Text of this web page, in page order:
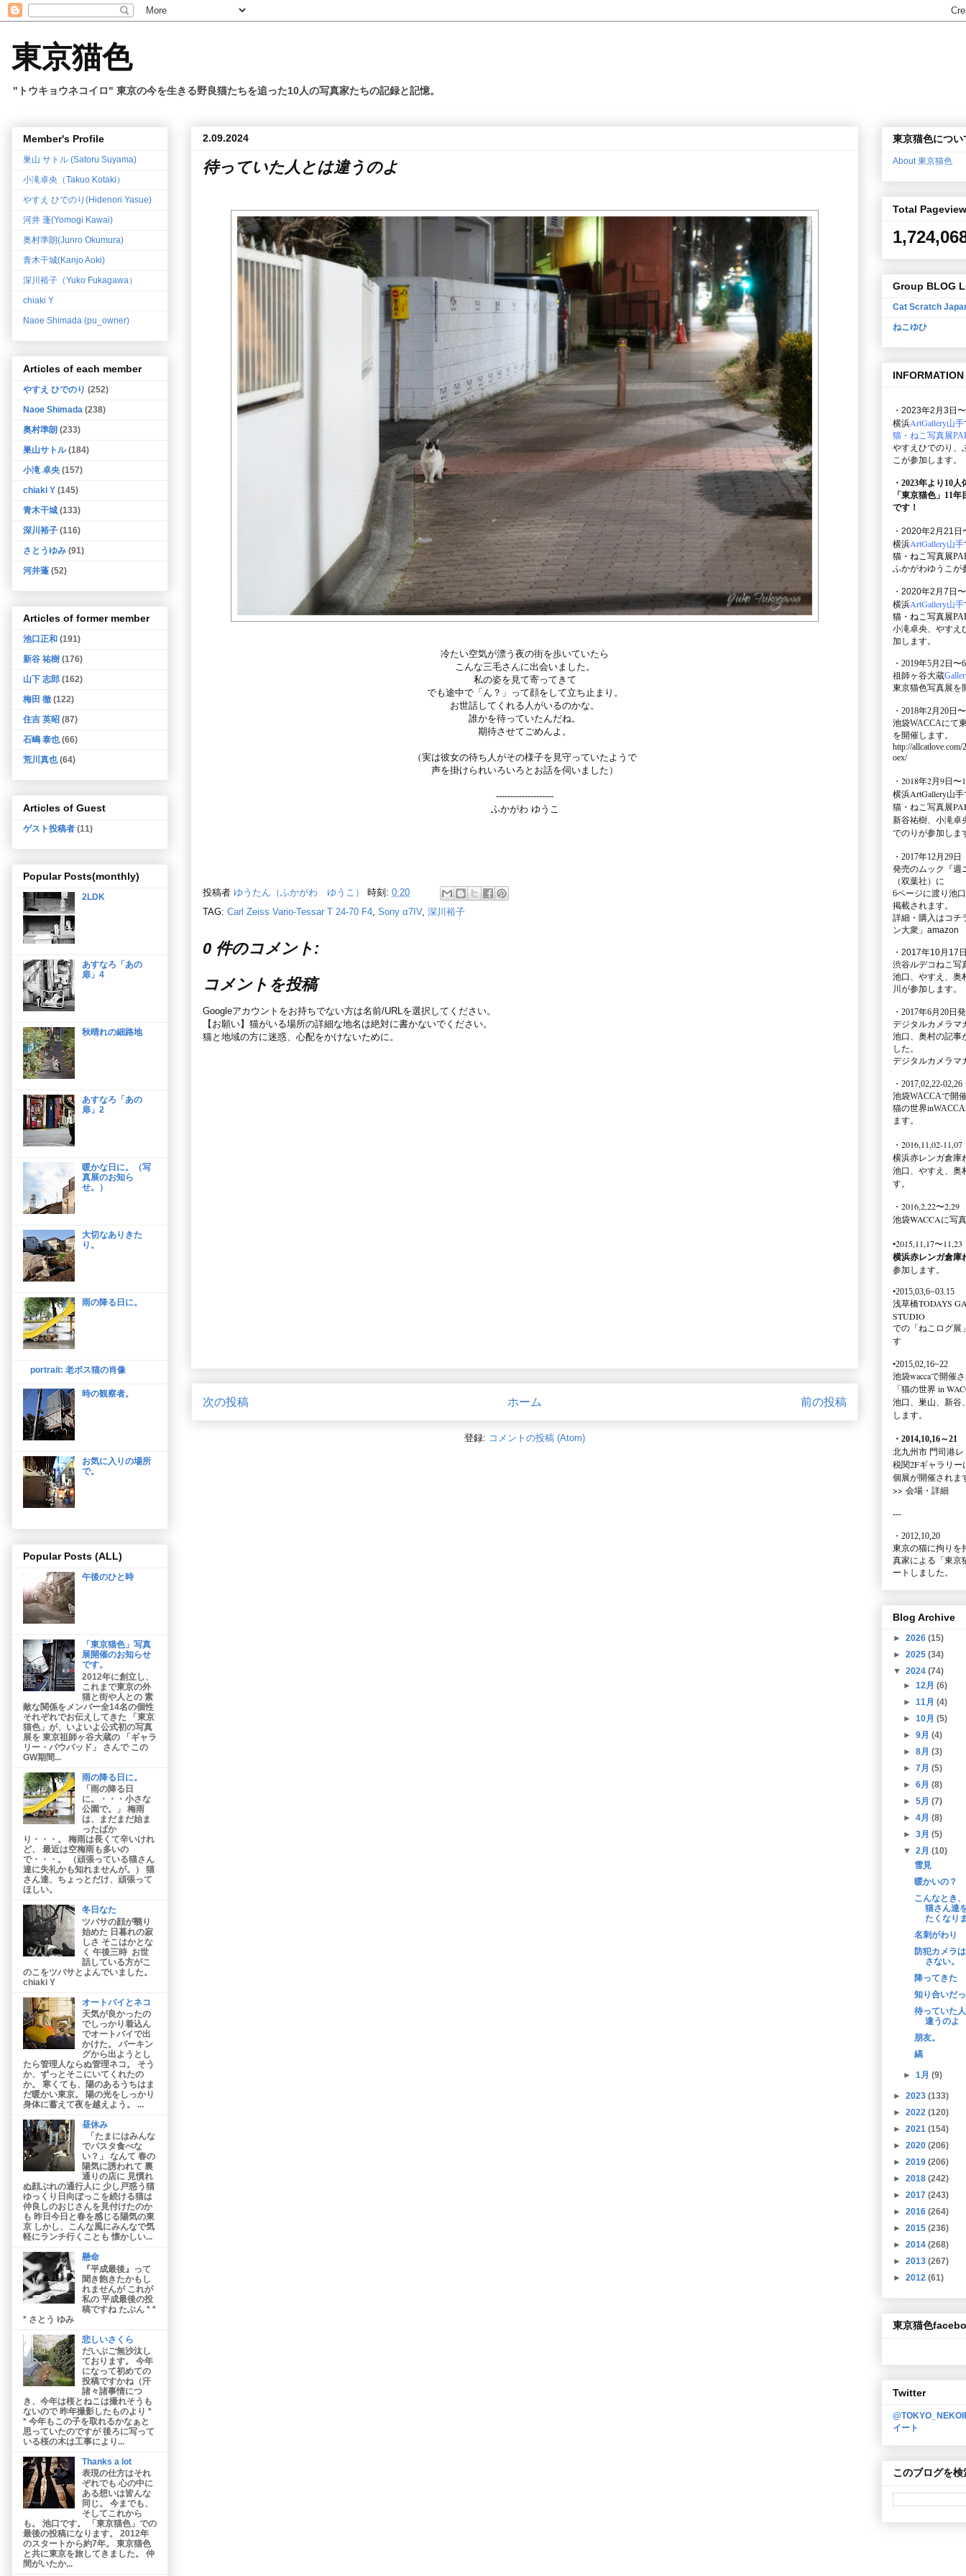
東京猫色
"トウキョウネコイロ" 東京の今を生きる野良猫たちを追った10人の写真家たちの記録と記憶。
2.09.2024
待っていた人とは違うのよ
冷たい空気が漂う夜の街を歩いていたら
こんな三毛さんに出会いました。
私の姿を見て寄ってきて
でも途中で「ん？」って顔をして立ち止まり。
お世話してくれる人がいるのかな。
誰かを待っていたんだね。
期待させてごめんよ。
（実は彼女の待ち人がその様子を見守っていたようで
声を掛けられいろいろとお話を伺いました）
--------------------
ふかがわ ゆうこ
投稿者 ゆうたん（ふかがわ ゆうこ） 時刻: 0:20
TAG: Carl Zeiss Vario-Tessar T 24-70 F4, Sony α7IV, 深川裕子
0 件のコメント:
コメントを投稿
Googleアカウントをお持ちでない方は名前/URLを選択してください。
【お願い】猫がいる場所の詳細な地名は絶対に書かないでください。
猫と地域の方に迷惑、心配をかけないために。
次の投稿 前の投稿
ホーム
登録: コメントの投稿 (Atom)
Member's Profile
巣山 サトル (Satoru Suyama)
小滝卓央（Takuo Kotaki）
やすえ ひでのり(Hidenori Yasue)
河井 蓬(Yomogi Kawai)
奥村準朗(Junro Okumura)
青木干城(Kanjo Aoki)
深川裕子（Yuko Fukagawa）
chiaki Y
Naoe Shimada (pu_owner)
Articles of each member
やすえ ひでのり (252)
Naoe Shimada (238)
奥村準朗 (233)
巣山サトル (184)
小滝 卓央 (157)
chiaki Y (145)
青木干城 (133)
深川裕子 (116)
さとうゆみ (91)
河井蓬 (52)
Articles of former member
池口正和 (191)
新谷 祐樹 (176)
山下 志郎 (162)
梅田 徹 (122)
住吉 英昭 (87)
石嶋 泰也 (66)
荒川真也 (64)
Articles of Guest
ゲスト投稿者 (11)
Popular Posts(monthly)
2LDK
あすなろ「あの
扉」4
秋晴れの細路地
あすなろ「あの
扉」2
暖かな日に。（写
真展のお知ら
せ。）
大切なありきた
り。
雨の降る日に。
portrait: 老ボス猫の肖像
時の観察者。
お気に入りの場所
で。
Popular Posts (ALL)
午後のひと時
「東京猫色」写真
展開催のお知らせ
です。
2012年に創立し、
これまで東京の外
猫と街や人との 素
敵な関係をメンバー全14名の個性
それぞれでお伝えしてきた 「東京
猫色」が、いよいよ公式初の写真
展を 東京祖師ヶ谷大蔵の 「ギャラ
リー・パウパッド」 さんで この
GW期間...
雨の降る日に。
「雨の降る日
に。・・・小さな
公園で。」 梅雨
は、まだまだ始ま
ったばか
り・・・。 梅雨は長くて辛いけれ
ど、 最近は空梅雨も多いの
で・・・。 （頑張っている猫さん
達に失礼かも知れませんが。） 猫
さん達、ちょっとだけ、頑張って
ほしい。
冬日なた
ツバサの顔が翳り
始めた 日暮れの寂
しさ そこはかとな
く 午後三時 お世
話している方がこ
のこをツバサとよんでいました。
chiaki Y
オートバイとネコ
天気が良かったの
でしっかり着込ん
でオートバイで出
かけた。 パーキン
グから出ようとし
たら管理人ならぬ管理ネコ。 そう
か、ずっとそこにいてくれたの
か。 寒くても、陽のあるうちはま
だ暖かい東京。 陽の光をしっかり
身体に蓄えて夜を越えよう。 ...
昼休み
「たまにはみんな
でパスタ食べな
い？」 なんて 春の
陽気に誘われて 裏
通りの店に 見慣れ
ぬ顔ぶれの通行人に 少し戸惑う猫
ゆっくり日向ぼっこを続ける猫は
仲良しのおじさんを見付けたのか
も 昨日今日と春を感じる陽気の東
京 しかし、こんな風にみんなで気
軽にランチ行くことも 懐かしい...
懸命
『平成最後』って
聞き飽きたかもし
れませんが これが
私の 平成最後の投
稿ですね たぶん * *
* さとう ゆみ
悲しいさくら
だいぶご無沙汰し
ております。 今年
になって初めての
投稿ですかね（汗
諸々諸事情につ
き、今年は桜とねこは撮れそうも
ないので 昨年撮影したものより *
* 今年もこの子を取れるかなぁと
思っていたのですが 後ろに写って
いる桜の木は工事により...
Thanks a lot
表現の仕方はそれ
ぞれでも 心の中に
ある想いは皆んな
同じ。 今までも、
そしてこれから
も。 池口です。 「東京猫色」での
最後の投稿になります。 2012年
のスタートから約7年。 東京猫色
と共に東京を旅してきました。 仲
間がいたか...
東京猫色につい
About 東京猫色
Total
Group BLOG
Cat Scratch
ねこゆひ
INFORMATION
・2023年2月3日
横浜ArtGallery山手
猫・ねこ写真展
やすえひでのり、
こが参加します。
・2023年より10
「東京猫色」 11年
です！
・2020年2月21日
横浜ArtGallery山手
猫・ねこ写真展
ふかがわゆうこが
・2020年2月7日
横浜ArtGallery山手
猫・ねこ写真展
小滝卓央、やすえ
加します。
・2019年5月2日〜
祖師ヶ谷大蔵
東京猫色写真展を
・2018年2月20日
池袋WACCAにて
を開催します。
http://allcatlove.com/
oex/
・2018年2月9日〜
横浜ArtGallery山手
猫・ねこ写真展
新谷祐樹、小滝卓
でのりが参加しま
・ 2017年12月29日
発売のムック
『
（双葉社）に
6ページに渡り 池
掲載されます。
詳細・購入はコ
ン大衆」amazon
・2017年10月17
渋谷ルデコねこ写
池口、やすえ、奥
川が参加します。
・2017年6月20日
デジタルカメラマ
池口、奥村の記事
した。
デジタルカメラマ
・2017,02,22-02,26
池袋WACCAで開
猫の世界
ます。
・2016,11,02-11,07
横浜赤レンガ倉庫
池口、やすえ、奥
す。
・2016,2,22〜2,29
池袋WACCAに写
•2015,11,17〜11,23
横浜赤レンガ倉庫
参加します。
•2015,03,6~03.15
浅草橋TODAYS
STUDIO
での 「ねこログ展
す
•2015,02,16~22
池袋waccaで開催
「猫の世界 in
池口、巣山、新谷
します。
・2014,10,16～21
北九州市 門司港
税関2Fギャラリー
個展が開催されま
>> 会場・詳細
---
・2012,10,20
東京の猫に拘りを
真家による 「東
ートしました。
Blog Archive
► 2026 (15)
► 2025 (34)
▼ 2024 (74)
►12月(6)
►11月(4)
►10月(5)
►9月(4)
►8月(3)
►7月(5)
►6月(8)
►5月(7)
►4月(8)
►3月(5)
▼2月(10)
雪見
暖かいの？
こんなとき
猫さん達
たくなり
名刺がわり
防犯カメラ
さない。
降ってきた
知り合いだ
待っていた
違うのよ
朋友。
縞
►1月(9)
► 2023 (133)
► 2022 (120)
► 2021 (154)
► 2020 (206)
► 2019 (206)
► 2018 (242)
► 2017 (243)
► 2016 (264)
► 2015 (236)
► 2014 (268)
► 2013 (267)
► 2012 (61)
東京猫色
Twitter
イート
このブログを検